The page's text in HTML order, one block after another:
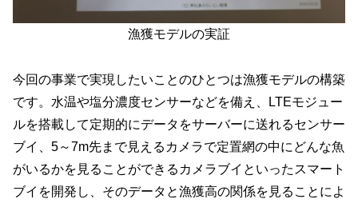
漁獲モデルの実証
今回の事業で実現したいことのひとつは漁獲モデルの構築
です。水温や塩分濃度センサーなどを備え、LTEモジュー
ルを搭載して定期的にデータをサーバーに送れるセンサー
ブイ、5～7m先まで見えるカメラで定置網の中にどんな魚
がいるかを見ることができるカメラブイといったスマート
ブイを開発し、そのデータと漁獲高の関係を見ることによ